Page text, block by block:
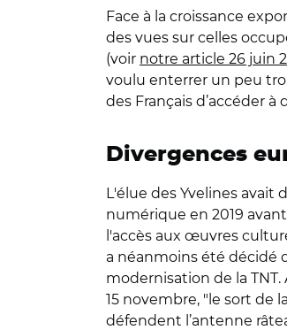
Face à la croissance
des vues sur celles
(voir notre article 26 juin
voulu enterrer un peu
des Français d’accéder
Divergences
L'élue des Yvelines avait
numérique en 2019
l'accès aux œuvres
a néanmoins été décidé
modernisation de la TNT.
15 novembre, "le sort de
défendent l’antenne